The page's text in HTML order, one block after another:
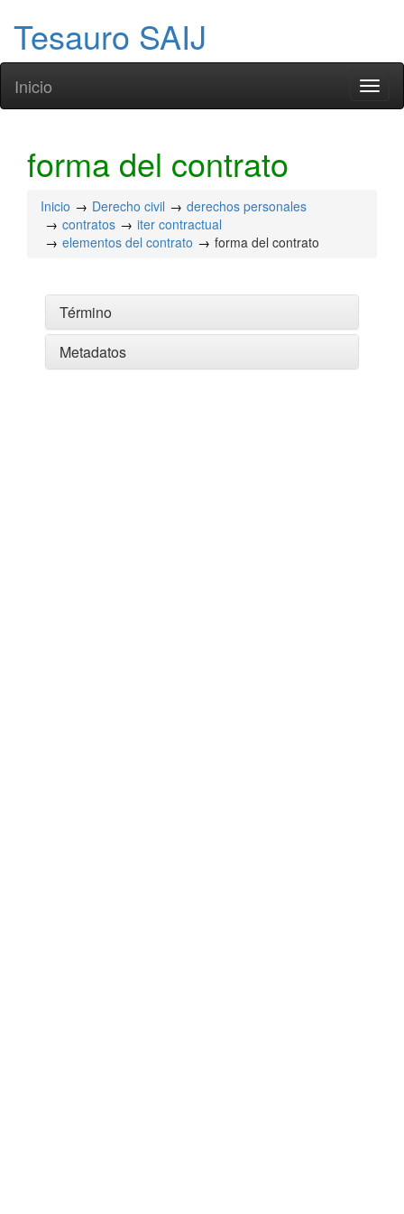
Tesauro SAIJ
Inicio
forma del contrato
Inicio Derecho civil
derechos personales
contratos
iter contractual
elementos del contrato
forma del contrato
Término
Metadatos